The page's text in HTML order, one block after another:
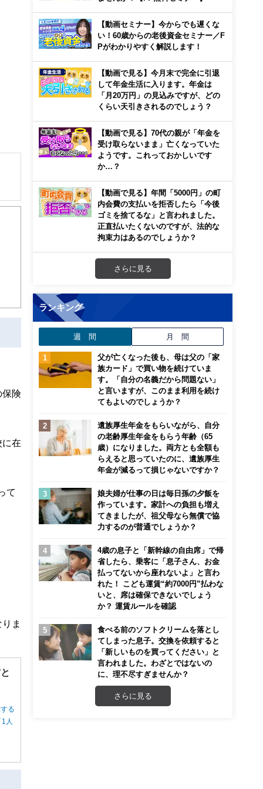
保険
に在
て
ま
る
人
【動画セミナー】今からでも遅くな
い！60歳からの老後資金セミナー／F
Pがわかりやすく解説します！
【動画で見る】今月末で完全に引退
して年金生活に入ります。年金は
「月20万円」の見込みですが、どの
くらい天引きされるのでしょう？
【動画で見る】70代の親が「年金を
受け取らないまま」亡くなっていた
ようです。これっておかしいです
か…？
【動画で見る】年間「5000円」の町
内会費の支払いを拒否したら「今後
ゴミを捨てるな」と言われました。
正直払いたくないのですが、法的な
拘束力はあるのでしょうか？
さらに見る
ランキング
週 間 月 間
父が亡くなった後も、母は父の「家
族カード」で買い物を続けていま
す。「自分の名義だから問題ない」
と言いますが、このまま利用を続け
てもよいのでしょうか？
遺族厚生年金をもらいながら、自分
の老齢厚生年金をもらう年齢（65
歳）になりました。両方とも全額も
らえると思っていたのに、遺族厚生
年金が減るって損じゃないですか？
娘夫婦が仕事の日は毎日孫の夕飯を
作っています。家計への負担も増え
てきましたが、祖父母なら無償で協
力するのが普通でしょうか？
4歳の息子と「新幹線の自由席」で帰
省したら、乗客に「息子さん、お金
払ってないから座れないよ」と言わ
れた！ こども運賃“約7000円”払わな
いと、席は確保できないでしょう
か？ 運賃ルールを確認
食べる前のソフトクリームを落とし
てしまった息子。交換を依頼すると
「新しいものを買ってください」と
言われました。わざとではないの
に、理不尽すぎませんか？
さらに見る